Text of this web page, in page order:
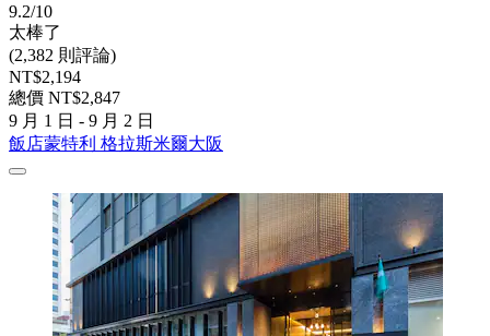
9.2/10
太棒了
(2,382 則評論)
NT$2,194
總價 NT$2,847
9 月 1 日 - 9 月 2 日
飯店蒙特利 格拉斯米爾大阪